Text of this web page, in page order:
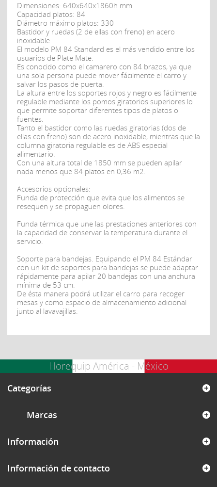
Dimensiones: 640x640x1860h mm.
Capacidad platos: 84
Diámetro máximo platos: 330
Bastidor y ruedas (2 de ellas con freno) en acero
inoxidable
El modelo PM 84 Standard es el más vendido entre los
usuarios de Plate Mate.
Es conocido como el camarero con 84 brazos, ya que
una sola persona puede mover fácilmente el carro y
salvar los pasos de puerta.
La altura entre los soportes rojos y negro es fácilmente
regulable mediante los pomos giratorios superiores lo
que permite soportar diferentes tipos de platos o
fuentes.
Tanto el bastidor como las ruedas giratorias (dos de
ellas con freno) son de acero inoxidable, mientras que la
columna giratoria regulable es de ABS especial
alimentario.
Con una altura total de 1850 mm se pueden apilar
nada menos que 84 platos en 0,36 m2.
Accesorios opcionales:
Funda de protección que evita que los alimentos se
resequen y se propaguen olores.
Funda térmica que une las prestaciones anteriores con
la capacidad de conservar la temperatura durante el
servicio.
Soporte para bandejas. Equipando el PM 84 Estándar
con un kit de soportes para bandejas se puede adaptar
rápidamente para apilar 20 bandejas con una anchura
mínima de 53 cm.
De ésta manera podrá utilizar el carro para recoger
mesas y como espacio de almacenamiento adicional
junto al lavavajillas.
Horequip América - México
Categorías
Marcas
Información
Información de contacto